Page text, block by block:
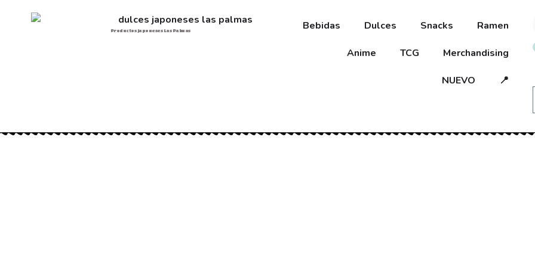
Productos japoneses Las Palmas Bebidas Dulces Snacks Ramen
Anime TCG Merchandising
NUEVO 📍